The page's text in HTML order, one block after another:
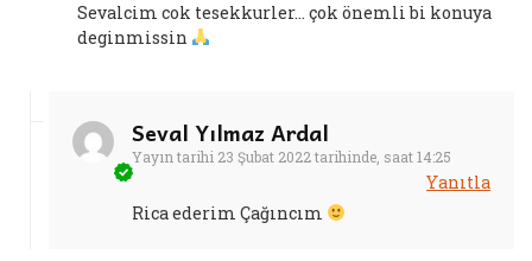
Sevalcim cok tesekkurler… çok önemli bi konuya
deginmissin
Seval Yılmaz Ardal
Yayın tarihi 23 Şubat 2022 tarihinde, saat 14:25
Yanıtla
Rica ederim Çağıncım